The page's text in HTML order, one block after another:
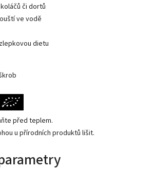
či dortů
ve vodě
dietu
před teplem.
u přírodních produktů lišit.